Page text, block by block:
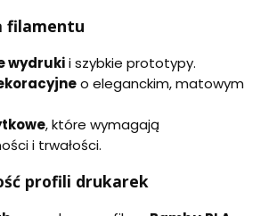
filamentu
wydrukii szybkie prototypy.
o eleganckim, matowym
, które wymagają
i trwałości.
profili drukarek